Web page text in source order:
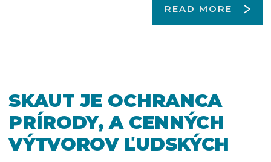
READ MORE
SKAUT JE OCHRANCA
PRÍRODY, A CENNÝCH
VÝTVOROV ĽUDSKÝCH